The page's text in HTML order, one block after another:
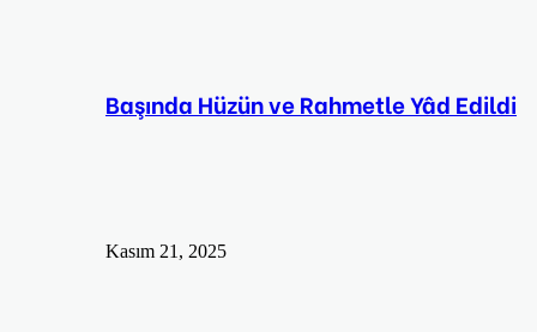
Başında Hüzün ve Rahmetle Yâd Edildi
Kasım 21, 2025